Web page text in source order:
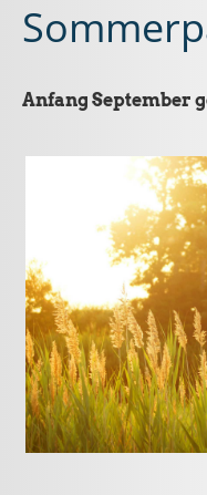
Anfang September